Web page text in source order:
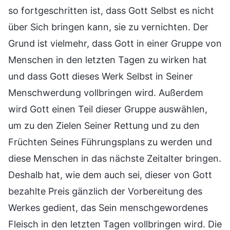
so fortgeschritten ist, dass Gott Selbst es nicht
über Sich bringen kann, sie zu vernichten. Der
Grund ist vielmehr, dass Gott in einer Gruppe von
Menschen in den letzten Tagen zu wirken hat
und dass Gott dieses Werk Selbst in Seiner
Menschwerdung vollbringen wird. Außerdem
wird Gott einen Teil dieser Gruppe auswählen,
um zu den Zielen Seiner Rettung und zu den
Früchten Seines Führungsplans zu werden und
diese Menschen in das nächste Zeitalter bringen.
Deshalb hat, wie dem auch sei, dieser von Gott
bezahlte Preis gänzlich der Vorbereitung des
Werkes gedient, das Sein menschgewordenes
Fleisch in den letzten Tagen vollbringen wird. Die